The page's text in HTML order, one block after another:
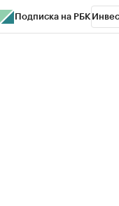
Подписка на РБК